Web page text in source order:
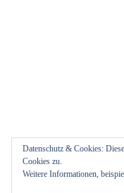
Datenschutz & Cookies:
Cookies zu.
Weitere Informationen,